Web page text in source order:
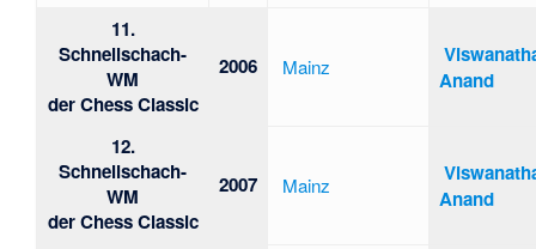
11.
Schnellschach-
WM
der Chess Classic
2006 Mainz
Anand
12.
Schnellschach-
WM
der Chess Classic
2007 Mainz
Anand